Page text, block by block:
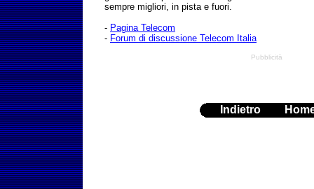
sempre migliori, in pista e fuori.
- Pagina Telecom
- Forum di discussione Telecom Italia
Pubblicità
Indietro